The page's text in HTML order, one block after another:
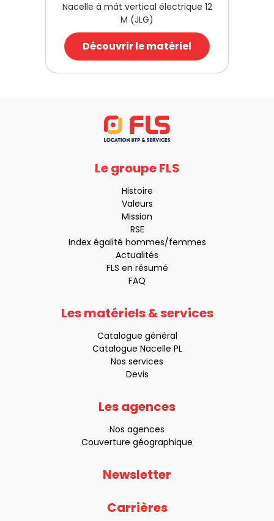
Nacelle à mât vertical électrique 12
M (JLG)
Découvrir le matériel
Le groupe FLS
Histoire
Valeurs
Mission
RSE
Index égalité hommes/femmes
Actualités
FLS en résumé
FAQ
Les matériels & services
Catalogue général
Catalogue Nacelle PL
Nos services
Devis
Les agences
Nos agences
Couverture géographique
Newsletter
Carrières